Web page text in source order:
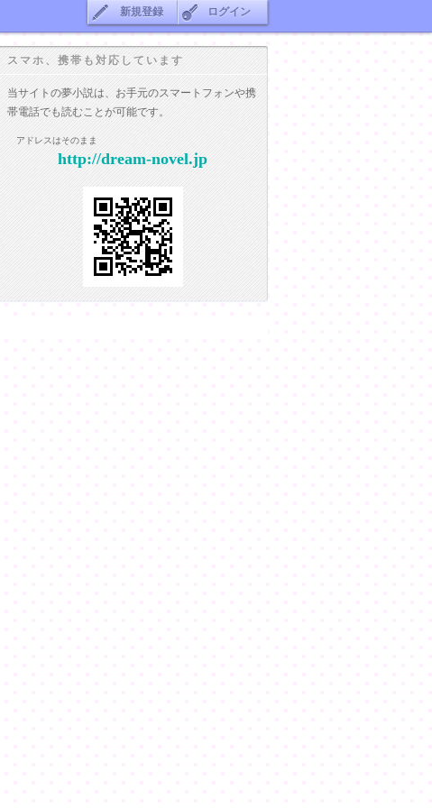
新規登録 ログイン
スマホ、携帯も対応しています
当サイトの夢小説は、お手元のスマートフォンや携
帯電話でも読むことが可能です。
アドレスはそのまま
http://dream-novel.jp